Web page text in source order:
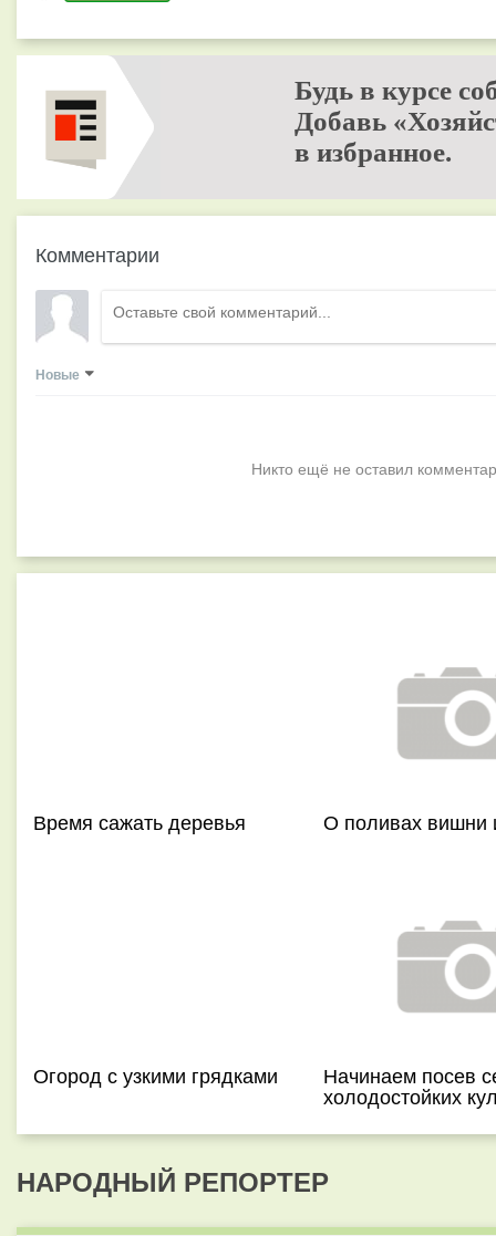
Будь в курсе
Добавь
в избранное.
Комментарии
Новые
Никто ещё не оставил
Время сажать деревья О поливах вишни
Огород с узкими грядками Начинаем посев
холодостойких
НАРОДНЫЙ РЕПОРТЕР